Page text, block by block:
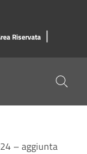
Riservata |
– aggiunta